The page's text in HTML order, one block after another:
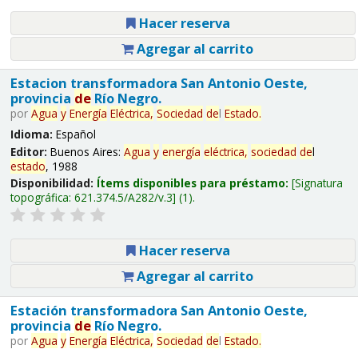
Hacer reserva
Agregar al carrito
Estacion transformadora San Antonio Oeste,
provincia deRío Negro.
por Agua y Energía Eléctrica, Sociedad del Estado.
Idioma: Español
Editor: Buenos Aires: Agua y energía eléctrica, sociedad del
estado, 1988
Disponibilidad: Ítems disponibles para préstamo: Signatura
topográfica: 621.374.5/A282/v.3 (1).
Hacer reserva
Agregar al carrito
Estación transformadora San Antonio Oeste,
provincia deRío Negro.
por Agua y Energía Eléctrica, Sociedad del Estado.